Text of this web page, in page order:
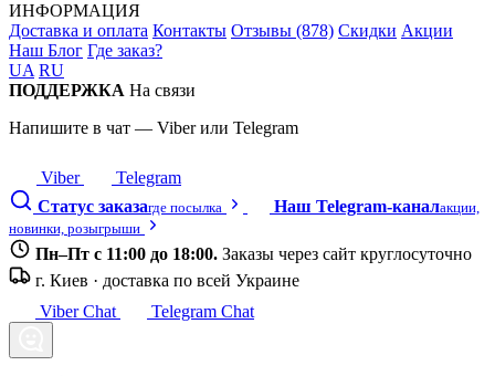
ИНФОРМАЦИЯ
Доставка и оплата Контакты Отзывы (878) Скидки Акции
Наш Блог Где заказ?
UA RU
ПОДДЕРЖКА На связи
Напишите в чат — Viber или Telegram
Viber
Telegram
Статус заказагде посылка Наш Telegram-каналакции,
новинки, розыгрыши
Пн–Пт с 11:00 до 18:00. Заказы через сайт круглосуточно
г. Киев · доставка по всей Украине
Viber Chat
Telegram Chat